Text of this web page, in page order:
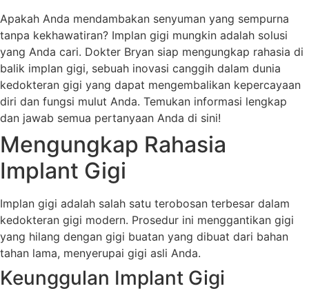
Apakah Anda mendambakan senyuman yang sempurna
tanpa kekhawatiran? Implan gigi mungkin adalah solusi
yang Anda cari. Dokter Bryan siap mengungkap rahasia di
balik implan gigi, sebuah inovasi canggih dalam dunia
kedokteran gigi yang dapat mengembalikan kepercayaan
diri dan fungsi mulut Anda. Temukan informasi lengkap
dan jawab semua pertanyaan Anda di sini!
Mengungkap Rahasia
Implant Gigi
Implan gigi adalah salah satu terobosan terbesar dalam
kedokteran gigi modern. Prosedur ini menggantikan gigi
yang hilang dengan gigi buatan yang dibuat dari bahan
tahan lama, menyerupai gigi asli Anda.
Keunggulan Implant Gigi